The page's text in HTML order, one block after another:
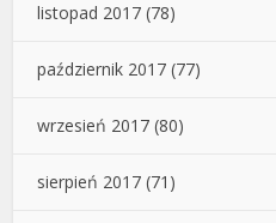
listopad 2017 (78)
październik 2017 (77)
wrzesień 2017 (80)
sierpień 2017 (71)